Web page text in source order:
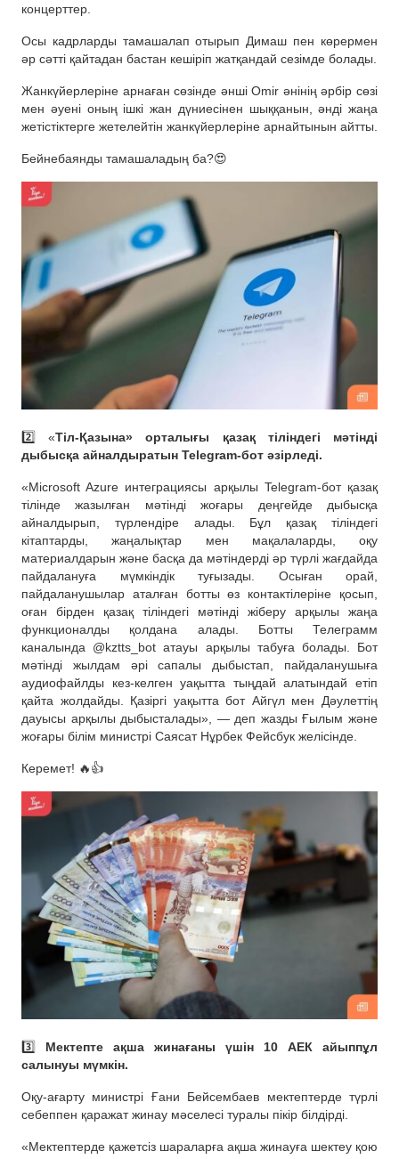
концерттер.
Осы кадрларды тамашалап отырып Димаш пен көрермен
әр сәтті қайтадан бастан кешіріп жатқандай сезімде болады.
Жанкүйерлеріне арнаған сөзінде әнші Omir әнінің әрбір сөзі
мен әуені оның ішкі жан дүниесінен шыққанын, әнді жаңа
жетістіктерге жетелейтін жанкүйерлеріне арнайтынын айтты.
Бейнебаянды тамашаладың ба?😍
2️⃣ «Тіл-Қазына» орталығы қазақ тіліндегі мәтінді
дыбысқа айналдыратын Telegram-бот әзірледі.
«Microsoft Azure интеграциясы арқылы Telegram-бот қазақ
тілінде жазылған мәтінді жоғары деңгейде дыбысқа
айналдырып, түрлендіре алады. Бұл қазақ тіліндегі
кітаптарды, жаңалықтар мен мақалаларды, оқу
материалдарын және басқа да мәтіндерді әр түрлі жағдайда
пайдалануға мүмкіндік туғызады. Осыған орай,
пайдаланушылар аталған ботты өз контактілеріне қосып,
оған бірден қазақ тіліндегі мәтінді жіберу арқылы жаңа
функционалды қолдана алады. Ботты Телеграмм
каналында @kztts_bot атауы арқылы табуға болады. Бот
мәтінді жылдам әрі сапалы дыбыстап, пайдаланушыға
аудиофайлды кез-келген уақытта тыңдай алатындай етіп
қайта жолдайды. Қазіргі уақытта бот Айгүл мен Дәулеттің
дауысы арқылы дыбысталады», — деп жазды Ғылым және
жоғары білім министрі Саясат Нұрбек Фейсбук желісінде.
Керемет! 🔥👍
3️⃣ Мектепте ақша жинағаны үшін 10 АЕК айыппұл
салынуы мүмкін.
Оқу-ағарту министрі Ғани Бейсембаев мектептерде түрлі
себеппен қаражат жинау мәселесі туралы пікір білдірді.
«Мектептерде қажетсіз шараларға ақша жинауға шектеу қою